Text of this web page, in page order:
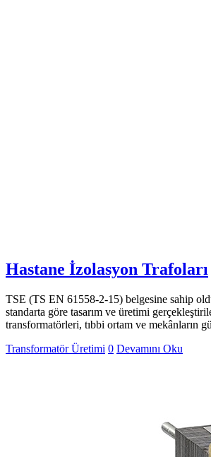
Hastane İzolasyon Trafoları
TSE (TS EN 61558-2-15) belgesine sahip
standarta göre tasarım ve üretimi
transformatörleri, tıbbi ortam ve mekânların
Transformatör Üretimi 0 Devamını Oku